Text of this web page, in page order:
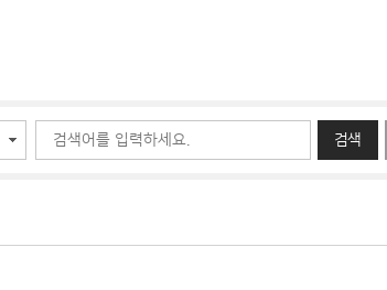
검색